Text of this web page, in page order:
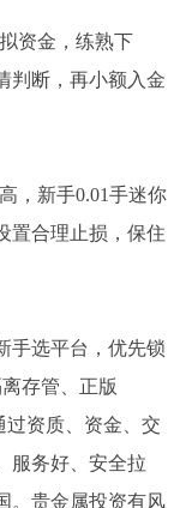
资金，练熟下
判断，再小额入金
，新手0.01手迷你
置合理止损，保住
手选平台，优先锁
存管、正版
过资质、资金、交
服务好、安全拉
。贵金属投资有风